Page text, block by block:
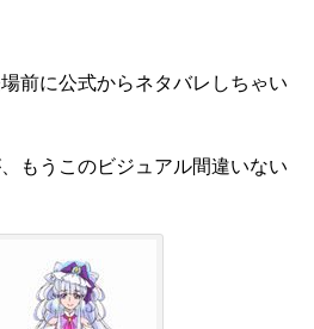
前に公式からネタバレしちゃい
もうこのビジュアル間違いない